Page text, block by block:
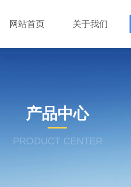
网站首页 关于我们
产品中心
PRODUCT CENTER